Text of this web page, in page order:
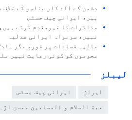
دشمن کے آلۂ کار عناصر کے
ہیں، ایرانی چیف جسٹس
مذاکرات کا خیرمقدم کرتے
نہیں، سربراہ ایرانی عدلیہ
حالیہ فسادات پر فوری مگر
مجرموں کو کوئی رعایت نہیں
لیبلز
ایران ایرانی چیف جسٹس
حجة السلام و المسلمین محسن